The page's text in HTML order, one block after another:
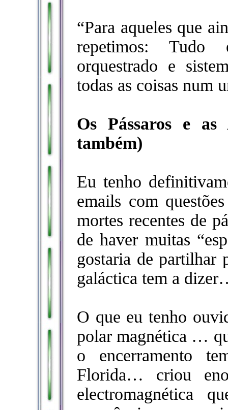
“Para aqueles que
repetimos: Tudo
orquestrado e
todas as coisas num
Os Pássaros e
também)
Eu tenho
emails com
mortes recentes de
de haver muitas
gostaria de partilhar
galáctica tem a
O que eu tenho
polar magnética …
o encerramento
Florida… criou
electromagnética